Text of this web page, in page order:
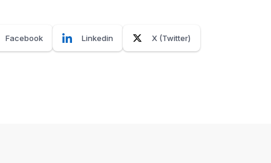
Facebook Linkedin X (Twitter)